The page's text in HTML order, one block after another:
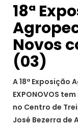
18ª
Novos
(03)
A 18ª Exposição
EXPONOVOS
no Centro de
José Bezerra de